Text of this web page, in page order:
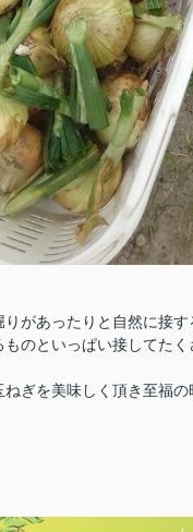
があったりと自然に接
のといっぱい接してた
ぎを美味しく頂き至福の